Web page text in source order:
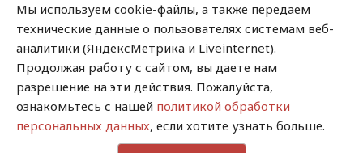
Криминал
Успех
Хватит это терпеть
Мы используем cookie-файлы, а также передаем
технические данные о пользователях системам веб-
аналитики (ЯндексМетрика и Liveinternet).
Продолжая работу с сайтом, вы даете нам
разрешение на эти действия. Пожалуйста,
ознакомьтесь с нашей политикой обработки
персональных данных, если хотите узнать больше.